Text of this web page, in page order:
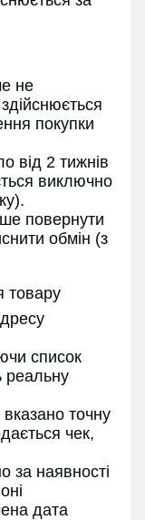
не
покупки
від 2 тижнів
виключно
повернути
обмін (з
товару
список
реальну
точну
чек,
за наявності
дата